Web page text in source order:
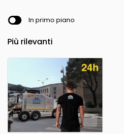
In primo piano